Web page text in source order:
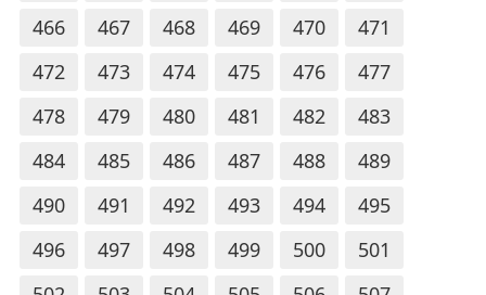
466
467 468 469 470
471
472
473 474 475 476
477
478
479 480 481 482
483
484
485 486 487 488
489
490
491 492 493 494
495
496
497 498 499 500
501